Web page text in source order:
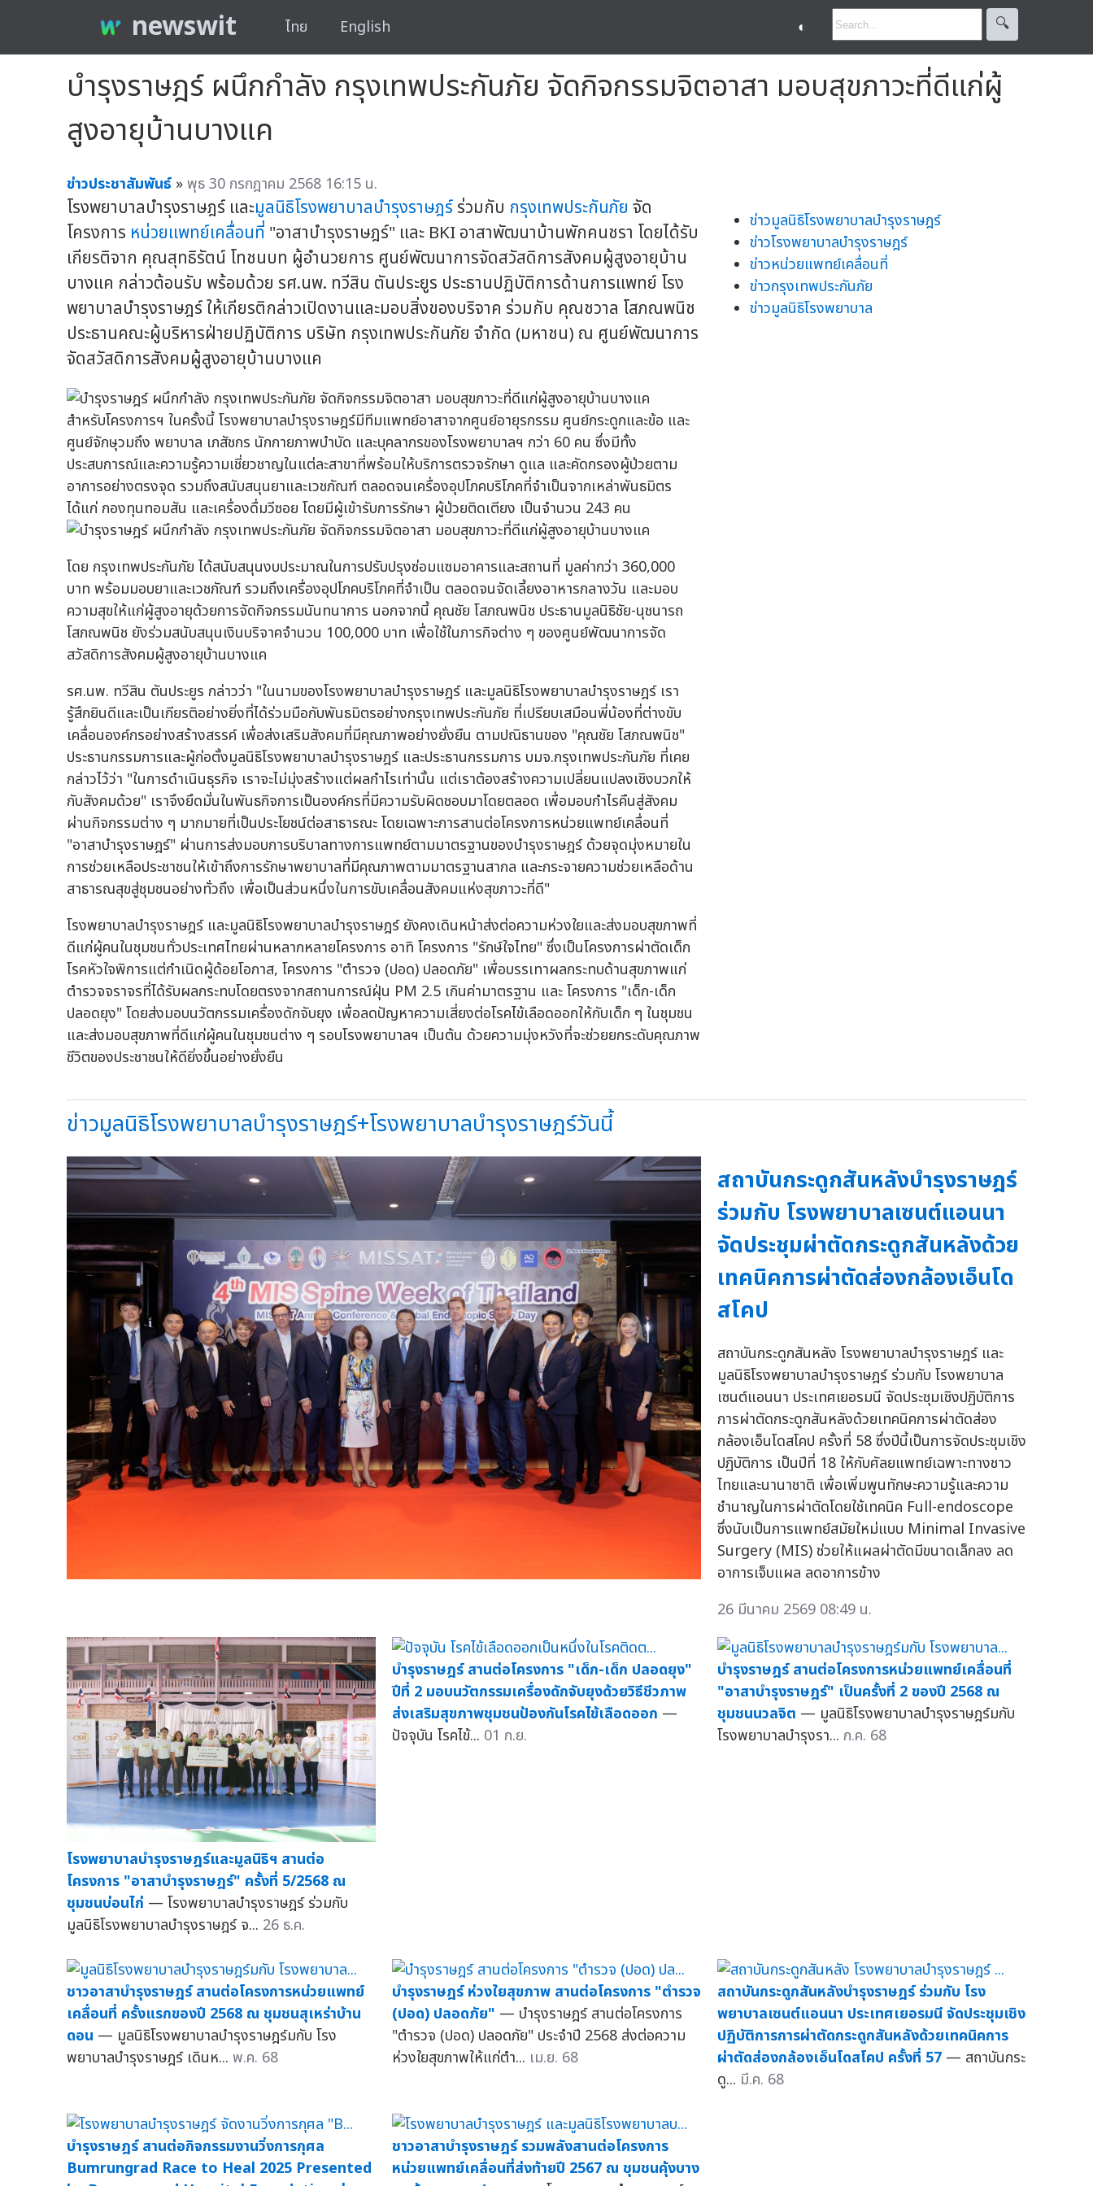
newswit ไทย English ◐ 🔍︎
บำรุงราษฎร์ ผนึกกำลัง กรุงเทพประกันภัย จัดกิจกรรมจิตอาสา มอบสุขภาวะที่ดีแก่ผู้
สูงอายุบ้านบางแค
ข่าวประชาสัมพันธ์ »พุธ 30 กรกฎาคม 2568 16:15 น.
โรงพยาบาลบำรุงราษฎร์ และมูลนิธิโรงพยาบาลบำรุงราษฎร์ร่วมกับ กรุงเทพประกันภัย จัด
โครงการ หน่วยแพทย์เคลื่อนที่ "อาสาบำรุงราษฎร์" และ BKI อาสาพัฒนาบ้านพักคนชรา โดยได้รับ
เกียรติจาก คุณสุทธิรัตน์ โทชนบท ผู้อำนวยการ ศูนย์พัฒนาการจัดสวัสดิการสังคมผู้สูงอายุบ้าน
บางแค กล่าวต้อนรับ พร้อมด้วย รศ.นพ. ทวีสิน ตันประยูร ประธานปฏิบัติการด้านการแพทย์ โรง
พยาบาลบำรุงราษฎร์ ให้เกียรติกล่าวเปิดงานและมอบสิ่งของบริจาค ร่วมกับ คุณชวาล โสภณพนิช
ประธานคณะผู้บริหารฝ่ายปฏิบัติการ บริษัท กรุงเทพประกันภัย จำกัด (มหาชน) ณ ศูนย์พัฒนาการ
จัดสวัสดิการสังคมผู้สูงอายุบ้านบางแค
สำหรับโครงการฯ ในครั้งนี้ โรงพยาบาลบำรุงราษฎร์มีทีมแพทย์อาสาจากศูนย์อายุรกรรม ศูนย์กระดูกและข้อ และ
ศูนย์จักษุวมถึง พยาบาล เภสัชกร นักกายภาพบำบัด และบุคลากรของโรงพยาบาลฯ กว่า 60 คน ซึ่งมีทั้ง
ประสบการณ์และความรู้ความเชี่ยวชาญในแต่ละสาขาที่พร้อมให้บริการตรวจรักษา ดูแล และคัดกรองผู้ป่วยตาม
อาการอย่างตรงจุด รวมถึงสนับสนุนยาและเวชภัณฑ์ ตลอดจนเครื่องอุปโภคบริโภคที่จำเป็นจากเหล่าพันธมิตร
ได้แก่ กองทุนทอมสัน และเครื่องดื่มวีซอย โดยมีผู้เข้ารับการรักษา ผู้ป่วยติดเตียง เป็นจำนวน 243 คน
โดย กรุงเทพประกันภัย ได้สนับสนุนงบประมาณในการปรับปรุงซ่อมแซมอาคารและสถานที่ มูลค่ากว่า 360,000
บาท พร้อมมอบยาและเวชภัณฑ์ รวมถึงเครื่องอุปโภคบริโภคที่จำเป็น ตลอดจนจัดเลี้ยงอาหารกลางวัน และมอบ
ความสุขให้แก่ผู้สูงอายุด้วยการจัดกิจกรรมนันทนาการ นอกจากนี้ คุณชัย โสภณพนิช ประธานมูลนิธิชัย-นุชนารถ
โสภณพนิช ยังร่วมสนับสนุนเงินบริจาคจำนวน 100,000 บาท เพื่อใช้ในภารกิจต่าง ๆ ของศูนย์พัฒนาการจัด
สวัสดิการสังคมผู้สูงอายุบ้านบางแค
รศ.นพ. ทวีสิน ตันประยูร กล่าวว่า "ในนามของโรงพยาบาลบำรุงราษฎร์ และมูลนิธิโรงพยาบาลบำรุงราษฎร์ เรา
รู้สึกยินดีและเป็นเกียรติอย่างยิ่งที่ได้ร่วมมือกับพันธมิตรอย่างกรุงเทพประกันภัย ที่เปรียบเสมือนพี่น้องที่ต่างขับ
เคลื่อนองค์กรอย่างสร้างสรรค์ เพื่อส่งเสริมสังคมที่มีคุณภาพอย่างยั่งยืน ตามปณิธานของ "คุณชัย โสภณพนิช"
ประธานกรรมการและผู้ก่อตั้งมูลนิธิโรงพยาบาลบำรุงราษฎร์ และประธานกรรมการ บมจ.กรุงเทพประกันภัย ที่เคย
กล่าวไว้ว่า "ในการดำเนินธุรกิจ เราจะไม่มุ่งสร้างแต่ผลกำไรเท่านั้น แต่เราต้องสร้างความเปลี่ยนแปลงเชิงบวกให้
กับสังคมด้วย" เราจึงยึดมั่นในพันธกิจการเป็นองค์กรที่มีความรับผิดชอบมาโดยตลอด เพื่อมอบกำไรคืนสู่สังคม
ผ่านกิจกรรมต่าง ๆ มากมายที่เป็นประโยชน์ต่อสาธารณะ โดยเฉพาะการสานต่อโครงการหน่วยแพทย์เคลื่อนที่
"อาสาบำรุงราษฎร์" ผ่านการส่งมอบการบริบาลทางการแพทย์ตามมาตรฐานของบำรุงราษฎร์ ด้วยจุดมุ่งหมายใน
การช่วยเหลือประชาชนให้เข้าถึงการรักษาพยาบาลที่มีคุณภาพตามมาตรฐานสากล และกระจายความช่วยเหลือด้าน
สาธารณสุขสู่ชุมชนอย่างทั่วถึง เพื่อเป็นส่วนหนึ่งในการขับเคลื่อนสังคมแห่งสุขภาวะที่ดี"
โรงพยาบาลบำรุงราษฎร์ และมูลนิธิโรงพยาบาลบำรุงราษฎร์ ยังคงเดินหน้าส่งต่อความห่วงใยและส่งมอบสุขภาพที่
ดีแก่ผู้คนในชุมชนทั่วประเทศไทยผ่านหลากหลายโครงการ อาทิ โครงการ "รักษ์ใจไทย" ซึ่งเป็นโครงการผ่าตัดเด็ก
โรคหัวใจพิการแต่กำเนิดผู้ด้อยโอกาส, โครงการ "ตำรวจ (ปอด) ปลอดภัย" เพื่อบรรเทาผลกระทบด้านสุขภาพแก่
ตำรวจจราจรที่ได้รับผลกระทบโดยตรงจากสถานการณ์ฝุ่น PM 2.5 เกินค่ามาตรฐาน และ โครงการ "เด็ก-เด็ก
ปลอดยุง" โดยส่งมอบนวัตกรรมเครื่องดักจับยุง เพื่อลดปัญหาความเสี่ยงต่อโรคไข้เลือดออกให้กับเด็ก ๆ ในชุมชน
และส่งมอบสุขภาพที่ดีแก่ผู้คนในชุมชนต่าง ๆ รอบโรงพยาบาลฯ เป็นต้น ด้วยความมุ่งหวังที่จะช่วยยกระดับคุณภาพ
ชีวิตของประชาชนให้ดียิ่งขึ้นอย่างยั่งยืน
ข่าวมูลนิธิโรงพยาบาลบำรุงราษฎร์
ข่าวโรงพยาบาลบำรุงราษฎร์
ข่าวหน่วยแพทย์เคลื่อนที่
ข่าวกรุงเทพประกันภัย
ข่าวมูลนิธิโรงพยาบาล
ข่าวมูลนิธิโรงพยาบาลบำรุงราษฎร์+โรงพยาบาลบำรุงราษฎร์วันนี้
สถาบันกระดูกสันหลังบำรุงราษฎร์
ร่วมกับ โรงพยาบาลเซนต์แอนนา
จัดประชุมผ่าตัดกระดูกสันหลังด้วย
เทคนิคการผ่าตัดส่องกล้องเอ็นโด
สโคป
สถาบันกระดูกสันหลัง โรงพยาบาลบำรุงราษฎร์ และ
มูลนิธิโรงพยาบาลบำรุงราษฎร์ ร่วมกับ โรงพยาบาล
เซนต์แอนนา ประเทศเยอรมนี จัดประชุมเชิงปฏิบัติการ
การผ่าตัดกระดูกสันหลังด้วยเทคนิคการผ่าตัดส่อง
กล้องเอ็นโดสโคป ครั้งที่ 58 ซึ่งปีนี้เป็นการจัดประชุมเชิง
ปฏิบัติการ เป็นปีที่ 18 ให้กับศัลยแพทย์เฉพาะทางชาว
ไทยและนานาชาติ เพื่อเพิ่มพูนทักษะความรู้และความ
ชำนาญในการผ่าตัดโดยใช้เทคนิค Full-endoscope
ซึ่งนับเป็นการแพทย์สมัยใหม่แบบ Minimal Invasive
Surgery (MIS) ช่วยให้แผลผ่าตัดมีขนาดเล็กลง ลด
อาการเจ็บแผล ลดอาการข้าง
26 มีนาคม 2569 08:49 น.
โรงพยาบาลบำรุงราษฎร์และมูลนิธิฯ สานต่อ
โครงการ "อาสาบำรุงราษฎร์" ครั้งที่ 5/2568 ณ
ชุมชนบ่อนไก่ — โรงพยาบาลบำรุงราษฎร์ ร่วมกับ
มูลนิธิโรงพยาบาลบำรุงราษฎร์ จ... 26 ธ.ค.
บำรุงราษฎร์ สานต่อโครงการ "เด็ก-เด็ก ปลอดยุง"
ปีที่ 2 มอบนวัตกรรมเครื่องดักจับยุงด้วยวิธีชีวภาพ
ส่งเสริมสุขภาพชุมชนป้องกันโรคไข้เลือดออก —
ปัจจุบัน โรคไข้... 01 ก.ย.
บำรุงราษฎร์ สานต่อโครงการหน่วยแพทย์เคลื่อนที่
"อาสาบำรุงราษฎร์" เป็นครั้งที่ 2 ของปี 2568 ณ
ชุมชนนวลจิต — มูลนิธิโรงพยาบาลบำรุงราษฎร์มกับ
โรงพยาบาลบำรุงรา... ก.ค. 68
ชาวอาสาบำรุงราษฎร์ สานต่อโครงการหน่วยแพทย์
เคลื่อนที่ ครั้งแรกของปี 2568 ณ ชุมชนสุเหร่าบ้าน
ดอน — มูลนิธิโรงพยาบาลบำรุงราษฎร์มกับ โรง
พยาบาลบำรุงราษฎร์ เดินห... พ.ค. 68
บำรุงราษฎร์ ห่วงใยสุขภาพ สานต่อโครงการ "ตำรวจ
(ปอด) ปลอดภัย" — บำรุงราษฎร์ สานต่อโครงการ
"ตำรวจ (ปอด) ปลอดภัย" ประจำปี 2568 ส่งต่อความ
ห่วงใยสุขภาพให้แก่ตำ... เม.ย. 68
สถาบันกระดูกสันหลังบำรุงราษฎร์ ร่วมกับ โรง
พยาบาลเซนต์แอนนา ประเทศเยอรมนี จัดประชุมเชิง
ปฏิบัติการการผ่าตัดกระดูกสันหลังด้วยเทคนิคการ
ผ่าตัดส่องกล้องเอ็นโดสโคป ครั้งที่ 57 — สถาบันกระ
ดู... มี.ค. 68
บำรุงราษฎร์ สานต่อกิจกรรมงานวิ่งการกุศล
Bumrungrad Race to Heal 2025 Presented
ชาวอาสาบำรุงราษฎร์ รวมพลังสานต่อโครงการ
หน่วยแพทย์เคลื่อนที่ส่งท้ายปี 2567 ณ ชุมชนคุ้งบาง